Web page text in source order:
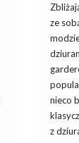
ze
nieco
z